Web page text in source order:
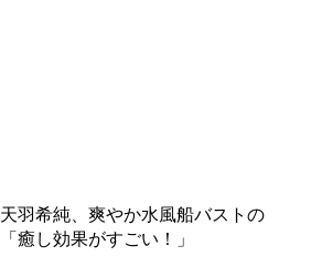
天羽希純、爽やか水風船バストの
「癒し効果がすごい！」